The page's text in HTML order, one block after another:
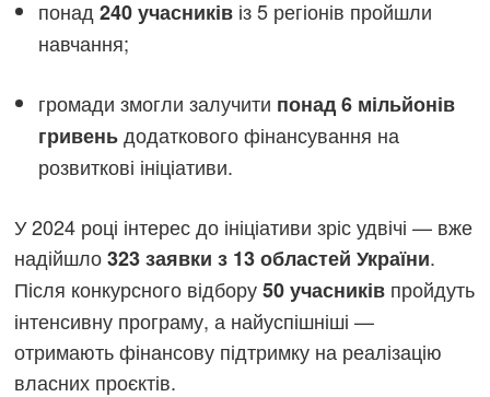
понад240 учасників із 5 регіонів пройшли
навчання;
громади змогли залучити понад 6 мільйонів
гривеньдодаткового фінансування на
розвиткові ініціативи.
У 2024 році інтерес до ініціативи зріс удвічі — вже
надійшло323 заявки з 13 областей України.
Після конкурсного відбору50 учасників пройдуть
інтенсивну програму, а найуспішніші —
отримають фінансову підтримку на реалізацію
власних проєктів.